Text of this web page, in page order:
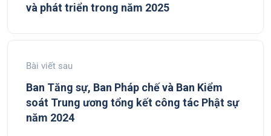
và phát triển trong năm 2025
Bài viết sau
Ban Tăng sự, Ban Pháp chế và Ban Kiểm
soát Trung ương tổng kết công tác Phật sự
năm 2024